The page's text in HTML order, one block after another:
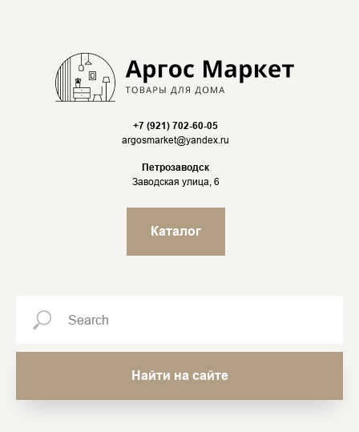
+7 (921) 702-60-05
argosmarket@yandex.ru
Петрозаводск
Заводская улица, 6
Каталог
Найти на сайте